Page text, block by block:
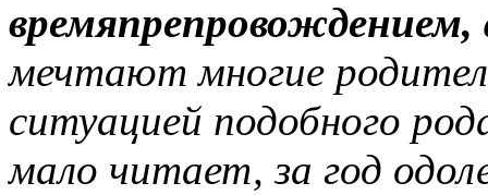
мечтают многие
ситуацией подобного
мало читает, за год